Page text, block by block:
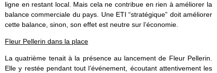
ligne en restant local. Mais cela ne contribue en rien à améliorer la
balance commerciale du pays. Une ETI “stratégique” doit améliorer
cette balance, sinon, son effet est neutre sur l’économie.
Fleur Pellerin dans la place
La quatrième tenait à la présence au lancement de Fleur Pellerin.
Elle y restée pendant tout l’événement, écoutant attentivement les